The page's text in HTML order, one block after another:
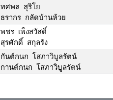
ทศพล สุริโย
ธรากร กลัดบ้านห้วย
พชร เพ็งสวัสดิ์
สุรศักดิ์ สกุลรัง
กันต์กนก โสภาวิบูลรัตน์
กานต์กนก โสภาวิบูลรัตน์